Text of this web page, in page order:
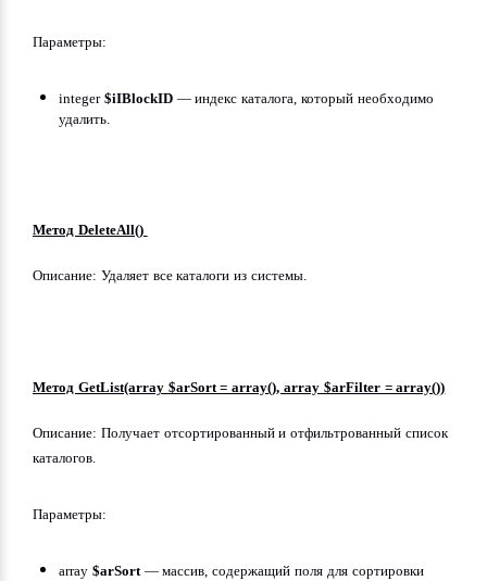
Параметры:
integer $iIBlockID — индекс каталога, который необходимо
удалить.
Метод DeleteAll()
Описание: Удаляет все каталоги из системы.
Метод GetList(array $arSort = array(), array $arFilter = array())
Описание: Получает отсортированный и отфильтрованный список
каталогов.
Параметры:
array $arSort — массив, содержащий поля для сортировки